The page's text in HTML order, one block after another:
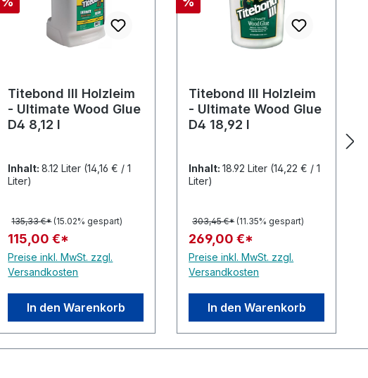
5 von 5 Sternen
Titebond III Holzleim
- Ultimate Wood Glue
D4 8,12 l
Inhalt:8.12 Liter (14,16 € / 1
Liter)
135,33 €* (15.02% gespart)
115,00 €*
Preise inkl. MwSt. zzgl.
Versandkosten
In den Warenkorb
Titebond III Holzleim
- Ultimate Wood Glue
D4 18,92 l
Inhalt:18.92 Liter (14,22 € / 1
Liter)
303,45 €* (11.35% gespart)
269,00 €*
Preise inkl. MwSt. zzgl.
Versandkosten
In den Warenkorb